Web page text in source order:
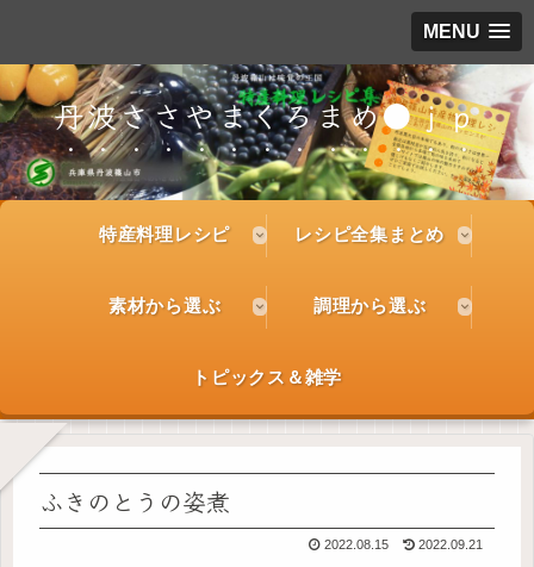
MENU
丹波ささやまくろまめ●ｊｐ
特産料理レシピ レシピ全集まとめ
素材から選ぶ 調理から選ぶ
トピックス＆雑学
ふきのとうの姿煮
2022.08.15 2022.09.21